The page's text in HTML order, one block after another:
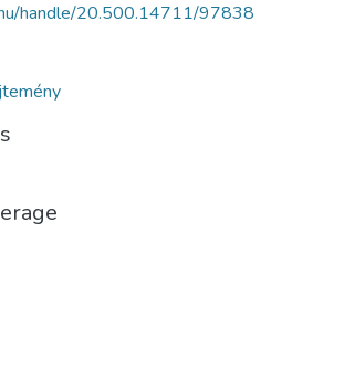
handle/20.500.14711/97838